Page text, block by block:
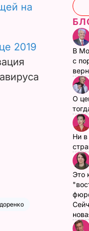
на
2019
В
с
О
Ни в
Это